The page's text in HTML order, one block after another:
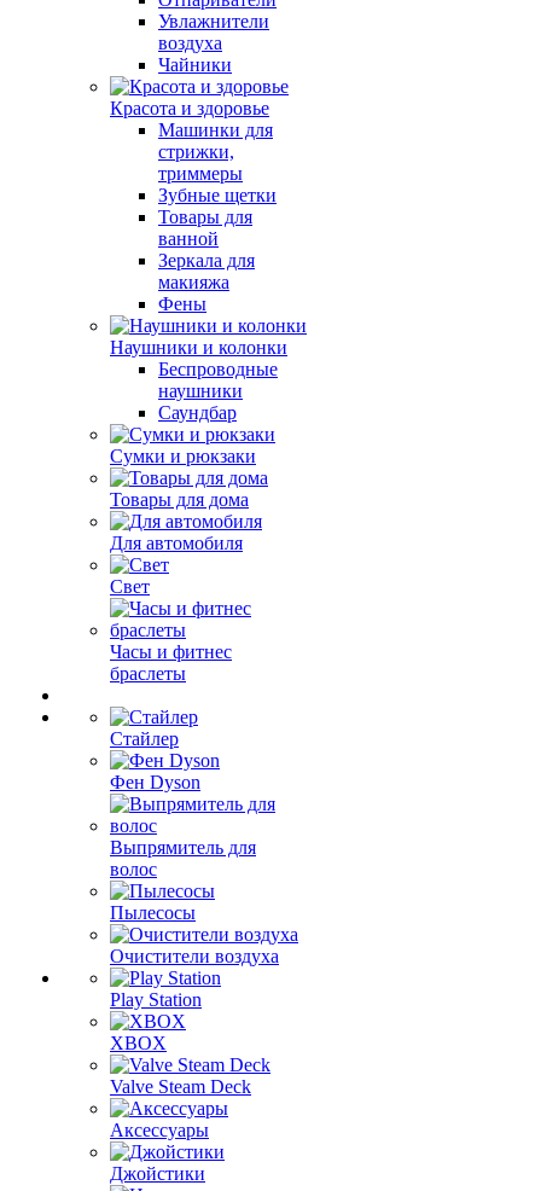
Увлажнители
воздуха
Чайники
Красота и здоровье
Машинки для
стрижки,
триммеры
Зубные щетки
Товары для
ванной
Зеркала для
макияжа
Фены
Наушники и колонки
Беспроводные
наушники
Саундбар
Сумки и рюкзаки
Товары для дома
Для автомобиля
Свет
Часы и фитнес
браслеты
Стайлер
Фен Dyson
Выпрямитель для
волос
Пылесосы
Очистители воздуха
Play Station
XBOX
Valve Steam Deck
Аксессуары
Джойстики